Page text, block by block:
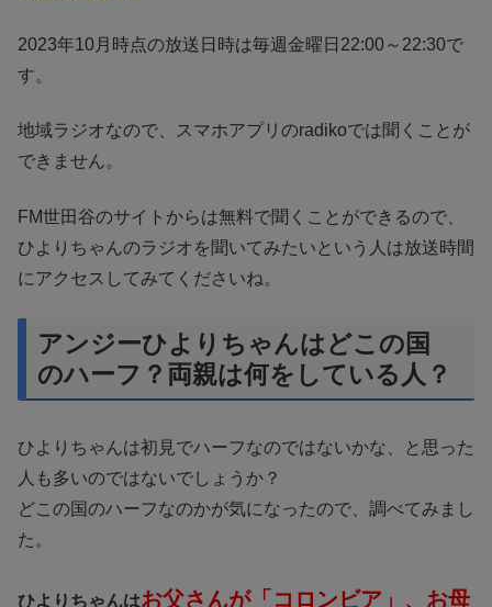
2023年10月時点の放送日時は毎週金曜日22:00～22:30で
す。
地域ラジオなので、スマホアプリのradikoでは聞くことが
できません。
FM世田谷のサイトからは無料で聞くことができるので、
ひよりちゃんのラジオを聞いてみたいという人は放送時間
にアクセスしてみてくださいね。
アンジーひよりちゃんはどこの国
のハーフ？両親は何をしている人？
ひよりちゃんは初見でハーフなのではないかな、と思った
人も多いのではないでしょうか？
どこの国のハーフなのかが気になったので、調べてみまし
た。
ひよりちゃんはお父さんが「コロンビア」、お母